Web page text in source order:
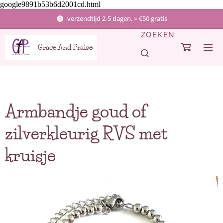
google9891b53b6d2001cd.html
verzendtijd 2-5 dagen, > €50 gratis
Grace And Praise
ZOEKEN
Armbandje goud of
zilverkleurig RVS met
kruisje